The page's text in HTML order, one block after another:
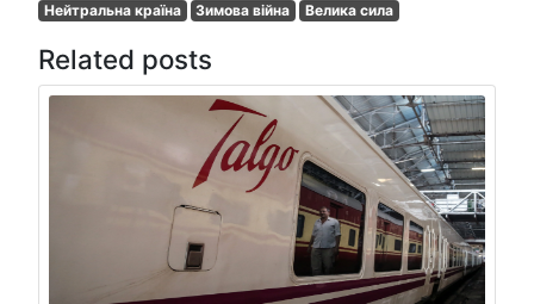
Нейтральна країна
Зимова війна Велика сила
Related posts